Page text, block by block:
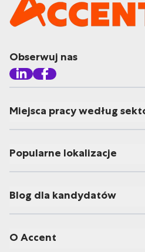
Obserwuj nas
Miejsca pracy według
Popularne lokalizacje
Blog dla kandydatów
O Accent